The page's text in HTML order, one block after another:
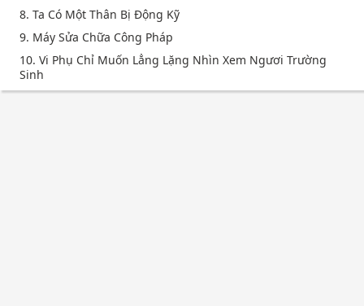
8. Ta Có Một Thân Bị Động Kỹ
9. Máy Sửa Chữa Công Pháp
10. Vi Phụ Chỉ Muốn Lẳng Lặng Nhìn Xem Ngươi Trường
Sinh